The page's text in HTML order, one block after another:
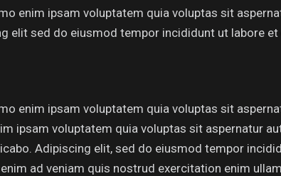
enim ipsam voluptatem quia voluptas sit
elit sed do eiusmod tempor incididunt ut labore
enim ipsam voluptatem quia voluptas sit
ipsam voluptatem quia voluptas sit aspernatur
Adipiscing elit, sed do eiusmod tempor
ad veniam quis nostrud exercitation enim